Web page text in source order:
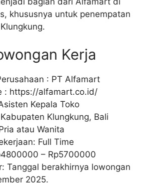
khususnya untuk penempatan
Kerja
: PT Alfamart
: https://alfamart.co.id/
Kepala Toko
Klungkung, Bali
atau Wanita
Full Time
4800000 – Rp5700000
Tanggal berakhirnya lowongan
2025.